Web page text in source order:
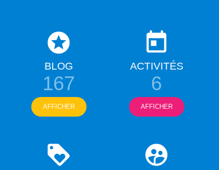
BLOG
167
AFFICHER
ACTIVITÉS
6
AFFICHER